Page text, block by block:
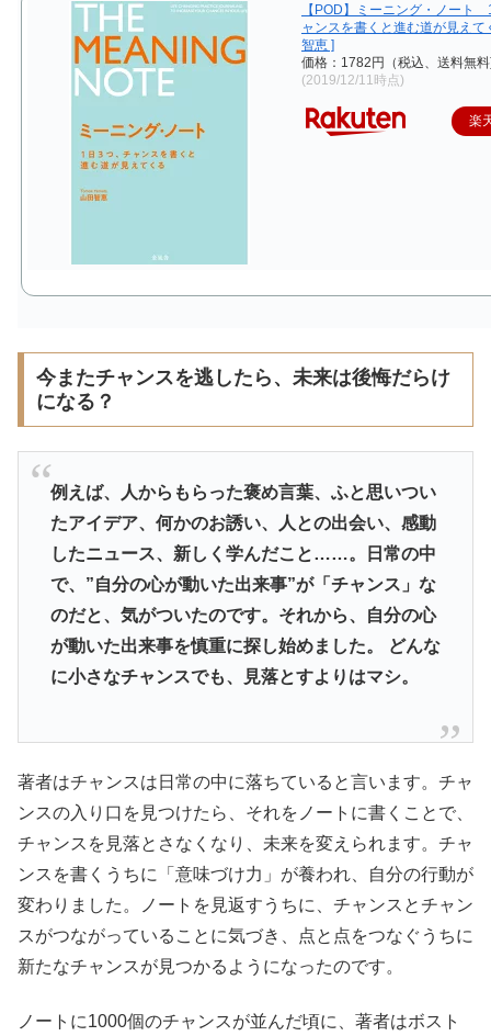
【POD】ミーニング・ノート
ャンスを書くと進む道が見えて
智恵 ]
価格：1782円（税込、送料無
(2019/12/11時点)
楽
今またチャンスを逃したら、未来は後悔だらけ
になる？
例えば、人からもらった褒め言葉、ふと思いつい
たアイデア、何かのお誘い、人との出会い、感動
したニュース、新しく学んだこと……。日常の中
で、”自分の心が動いた出来事”が「チャンス」な
のだと、気がついたのです。それから、自分の心
が動いた出来事を慎重に探し始めました。 どんな
に小さなチャンスでも、見落とすよりはマシ。
著者はチャンスは日常の中に落ちていると言います。チャ
ンスの入り口を見つけたら、それをノートに書くことで、
チャンスを見落とさなくなり、未来を変えられます。チャ
ンスを書くうちに「意味づけ力」が養われ、自分の行動が
変わりました。ノートを見返すうちに、チャンスとチャン
スがつながっていることに気づき、点と点をつなぐうちに
新たなチャンスが見つかるようになったのです。
ノートに1000個のチャンスが並んだ頃に、著者はボスト